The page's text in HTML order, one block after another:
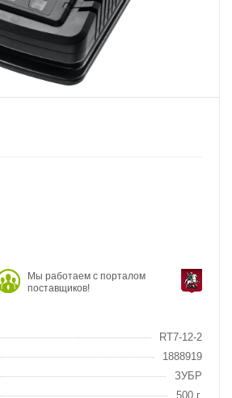
Мы работаем с порталом
поставщиков!
RT7-12-2
1888919
ЗУБР
500 г.